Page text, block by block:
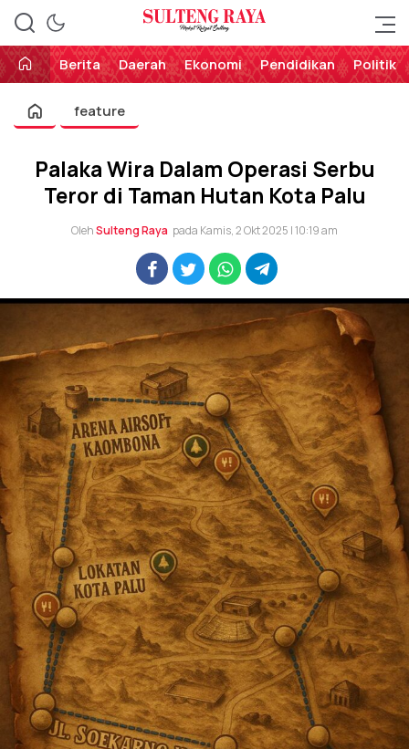
Sulteng Raya
Perekat Rakyat Sulteng
Berita
Daerah Ekonomi Pendidikan Politik
feature
Palaka Wira Dalam Operasi Serbu
Teror di Taman Hutan Kota Palu
OlehSulteng Raya pada Kamis, 2 Okt 2025 | 10:19 am